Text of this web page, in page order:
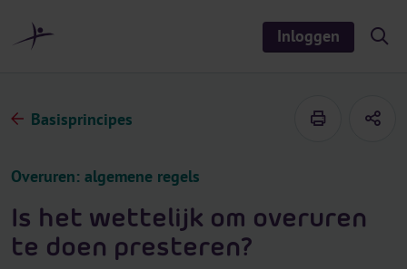
Inloggen
S
i
Basisprincipes
Overuren: algemene regels
Is het wettelijk om overuren
te doen presteren?